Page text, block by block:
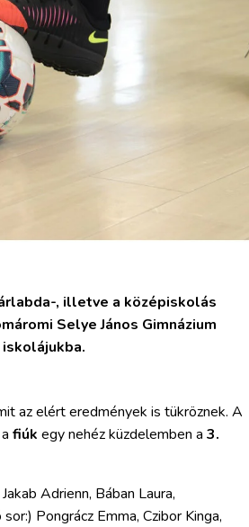
, illetve a középiskolás
Selye János Gimnázium
az elért eredmények is tükröznek. A
fiúk egy nehéz küzdelemben a 3.
Adrienn, Bában Laura,
Pongrácz Emma, Czibor Kinga,